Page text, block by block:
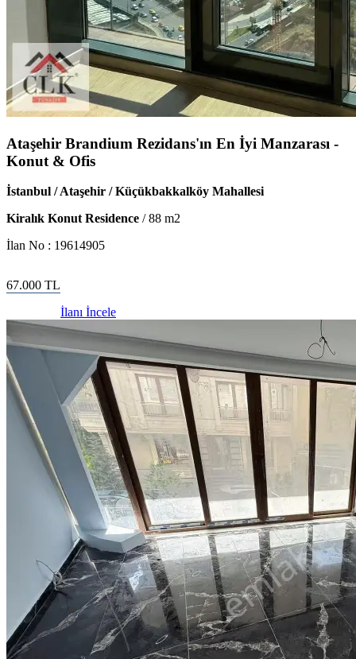
Ataşehir Brandium Rezidans'ın En İyi Manzarası -
Konut & Ofis
İstanbul / Ataşehir / Küçükbakkalköy Mahallesi
Kiralık Konut Residence /88 m2
İlan No : 19614905
67.000 TL
İlanı İncele